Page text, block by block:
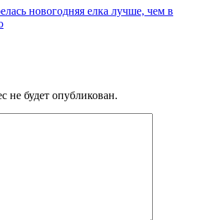
новогодняя елка лучше, чем в
не будет опубликован.